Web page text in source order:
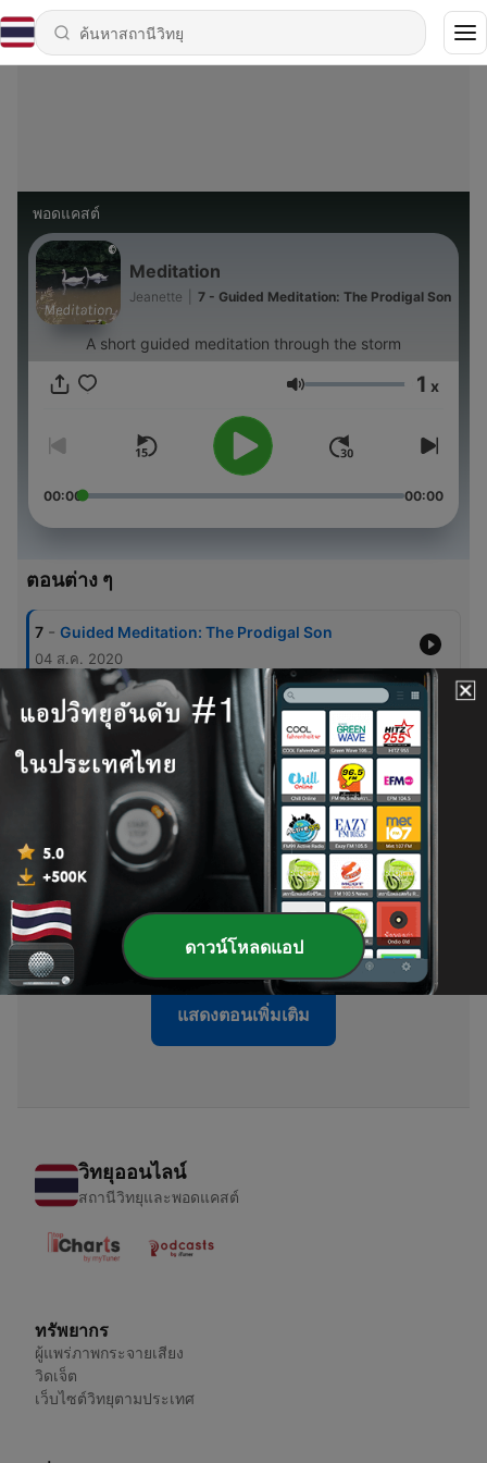
พอดแคสต์
Meditation
Jeanette 7 - Guided Meditation: The Prodigal Son
A short guided meditation through the storm
ระดับเสียง 1 x
00:00 00:00
ตอนต่าง ๆ
7 - Guided Meditation: The Prodigal Son
04 ส.ค. 2020
Silent Meditation: twenty minutes
29 พฤษภาคม 2020
5 - Silent Meditation: fifteen minutes
29 พฤษภาคม 2020
Silent Meditation: ten minutes
29 พฤษภาคม 2020
3 - Silent Meditation: six minutes
29 พฤษภาคม 2020
แสดงตอนเพิ่มเติม
วิทยุออนไลน์
สถานีวิทยุและพอดแคสต์
ทรัพยากร
ผู้แพร่ภาพกระจายเสียง
วิดเจ็ต
เว็บไซต์วิทยุตามประเทศ
ดาวน์โหลดแอป